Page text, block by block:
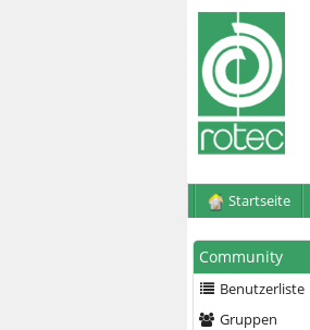
Startseite
Community
Benutzerliste
Gruppen